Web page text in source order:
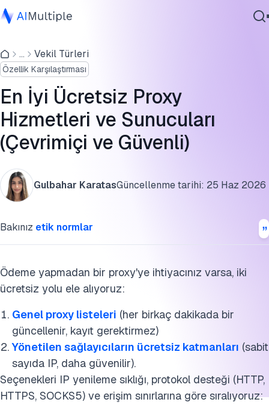
Ajanik Yapay Zeka
Siber güvenlik
Veri
Kurumsal Yazılım
Hizmetler
Bize Ulaşın
... Vekil Türleri
Özellik Karşılaştırması
En İyi Ücretsiz Proxy
Hizmetleri ve Sunucuları
(Çevrimiçi ve Güvenli)
Gulbahar KaratasGüncellenme tarihi: 25 Haz 2026
Bakınız etik normlar
Ödeme yapmadan bir proxy'ye ihtiyacınız varsa, iki
ücretsiz yolu ele alıyoruz:
Genel proxy listeleri (her birkaç dakikada bir
güncellenir, kayıt gerektirmez)
Yönetilen sağlayıcıların ücretsiz katmanları (sabit
sayıda IP, daha güvenilir).
Seçenekleri IP yenileme sıklığı, protokol desteği (HTTP,
HTTPS, SOCKS5) ve erişim sınırlarına göre sıralıyoruz:
Genel proxy listeleri (kayıt gerektirmez)
Yönetilen sağlayıcıların ücretsiz katmanları
En iyi ücretsiz proxy sunucusu nasıl seçilir
Free proxy hizmetlerinin sınırlamaları nelerdir?
SSS'ler
Bu araştırmayı kaynak gösterin